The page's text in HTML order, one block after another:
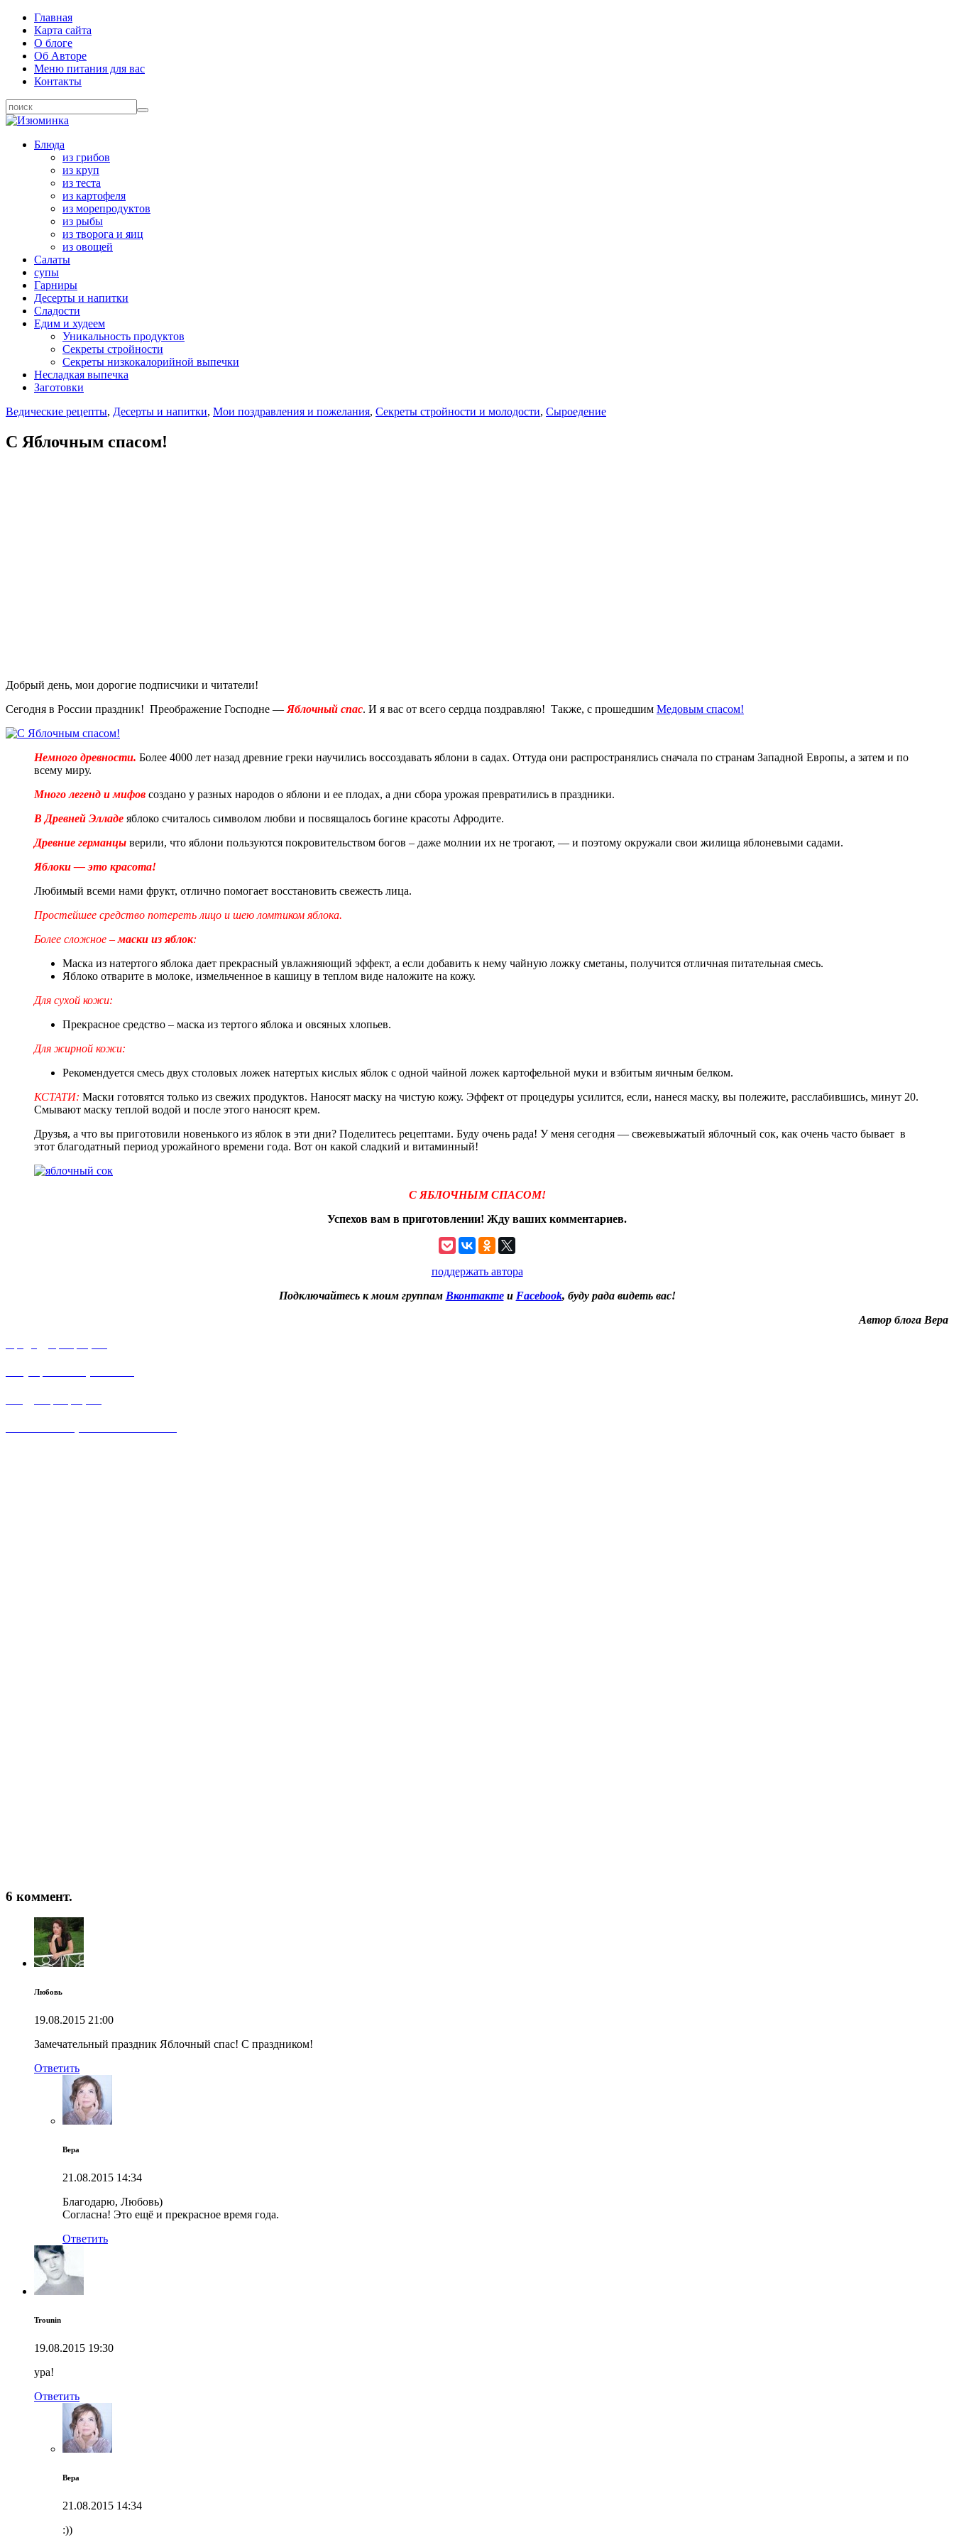
Главная
Карта сайта
О блоге
Об Авторе
Меню питания для вас
Контакты
Блюда
из грибов
из круп
из теста
из картофеля
из морепродуктов
из рыбы
из творога и яиц
из овощей
Салаты
супы
Гарниры
Десерты и напитки
Сладости
Едим и худеем
Уникальность продуктов
Секреты стройности
Секреты низкокалорийной выпечки
Несладкая выпечка
Заготовки
Ведические рецепты, Десерты и напитки, Мои поздравления и пожелания, Секреты стройности и молодости, Сыроедение
С Яблочным спасом!
Добрый день, мои дорогие подписчики и читатели!
Сегодня в России праздник! Преображение Господне — Яблочный спас. И я вас от всего сердца поздравляю! Также, с прошедшим Медовым спасом!
Немного древности. Более 4000 лет назад древние греки научились воссоздавать яблони в садах. Оттуда они распространялись сначала по странам Западной Европы, а затем и по
всему миру.
Много легенд и мифов создано у разных народов о яблони и ее плодах, а дни сбора урожая превратились в праздники.
В Древней Элладе яблоко считалось символом любви и посвящалось богине красоты Афродите.
Древние германцы верили, что яблони пользуются покровительством богов – даже молнии их не трогают, — и поэтому окружали свои жилища яблоневыми садами.
Яблоки — это красота!
Любимый всеми нами фрукт, отлично помогает восстановить свежесть лица.
Простейшее средство потереть лицо и шею ломтиком яблока.
Более сложное –маски из яблок:
Маска из натертого яблока дает прекрасный увлажняющий эффект, а если добавить к нему чайную ложку сметаны, получится отличная питательная смесь.
Яблоко отварите в молоке, измельченное в кашицу в теплом виде наложите на кожу.
Для сухой кожи:
Прекрасное средство – маска из тертого яблока и овсяных хлопьев.
Для жирной кожи:
Рекомендуется смесь двух столовых ложек натертых кислых яблок с одной чайной ложек картофельной муки и взбитым яичным белком.
КСТАТИ: Маски готовятся только из свежих продуктов. Наносят маску на чистую кожу. Эффект от процедуры усилится, если, нанеся маску, вы полежите, расслабившись, минут 20.
Смывают маску теплой водой и после этого наносят крем.
Друзья, а что вы приготовили новенького из яблок в эти дни? Поделитесь рецептами. Буду очень рада! У меня сегодня — свежевыжатый яблочный сок, как очень часто бывает в
этот благодатный период урожайного времени года. Вот он какой сладкий и витаминный!
С ЯБЛОЧНЫМ СПАСОМ!
Успехов вам в приготовлении! Жду ваших комментариев.
поддержать автора
Подключайтесь к моим группам Вконтактеи Facebook, буду рада видеть вас!
Автор блога Вера
6 коммент.
Любовь
19.08.2015 21:00
Замечательный праздник Яблочный спас! С праздником!
Ответить
Вера
21.08.2015 14:34
Благодарю, Любовь)
Согласна! Это ещё и прекрасное время года.
Ответить
Trounin
19.08.2015 19:30
ура!
Ответить
Вера
21.08.2015 14:34
:))